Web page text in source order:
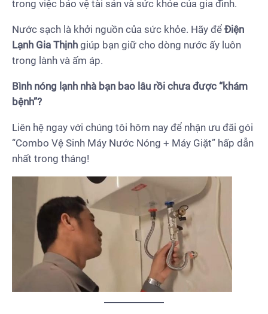
trong việc bảo vệ tài sản và sức khỏe của gia đình.
Nước sạch là khởi nguồn của sức khỏe. Hãy để Điện
Lạnh Gia Thịnh giúp bạn giữ cho dòng nước ấy luôn
trong lành và ấm áp.
Bình nóng lạnh nhà bạn bao lâu rồi chưa được “khám
bệnh”?
Liên hệ ngay với chúng tôi hôm nay để nhận ưu đãi gói
“Combo Vệ Sinh Máy Nước Nóng + Máy Giặt” hấp dẫn
nhất trong tháng!